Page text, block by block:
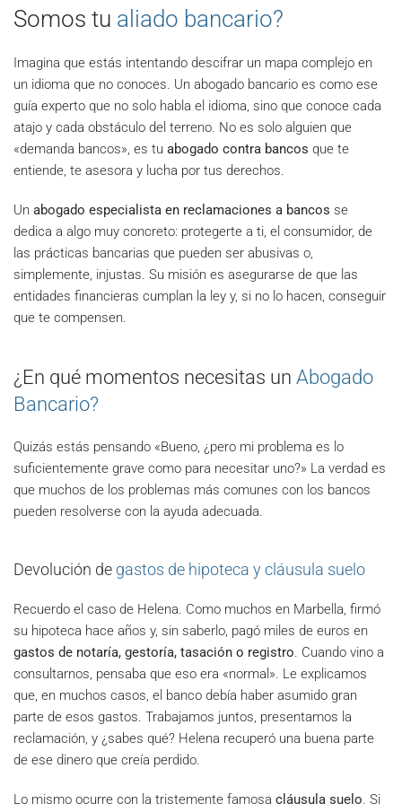
Somos tu aliado bancario?
Imagina que estás intentando descifrar un mapa complejo en
un idioma que no conoces. Un abogado bancario es como ese
guía experto que no solo habla el idioma, sino que conoce cada
atajo y cada obstáculo del terreno. No es solo alguien que
«demanda bancos», es tu abogado contra bancos que te
entiende, te asesora y lucha por tus derechos.
Un abogado especialista en reclamaciones a bancos se
dedica a algo muy concreto: protegerte a ti, el consumidor, de
las prácticas bancarias que pueden ser abusivas o,
simplemente, injustas. Su misión es asegurarse de que las
entidades financieras cumplan la ley y, si no lo hacen, conseguir
que te compensen.
¿En qué momentos necesitas un Abogado
Bancario?
Quizás estás pensando «Bueno, ¿pero mi problema es lo
suficientemente grave como para necesitar uno?» La verdad es
que muchos de los problemas más comunes con los bancos
pueden resolverse con la ayuda adecuada.
Devolución de gastos de hipoteca y cláusula suelo
Recuerdo el caso de Helena. Como muchos en Marbella, firmó
su hipoteca hace años y, sin saberlo, pagó miles de euros en
gastos de notaría, gestoría, tasación o registro. Cuando vino a
consultarnos, pensaba que eso era «normal». Le explicamos
que, en muchos casos, el banco debía haber asumido gran
parte de esos gastos. Trabajamos juntos, presentamos la
reclamación, y ¿sabes qué? Helena recuperó una buena parte
de ese dinero que creía perdido.
Lo mismo ocurre con la tristemente famosa cláusula suelo. Si